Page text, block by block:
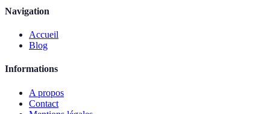
Navigation
Accueil
Blog
Informations
A propos
Contact